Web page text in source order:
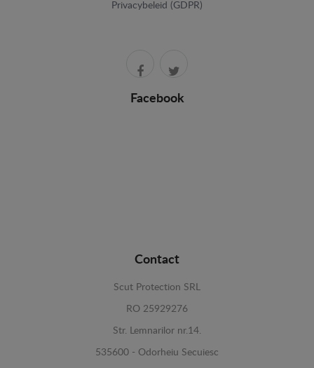
Privacybeleid (GDPR)
Facebook
Contact
Scut Protection SRL
RO 25929276
Str. Lemnarilor nr.14.
535600 - Odorheiu Secuiesc